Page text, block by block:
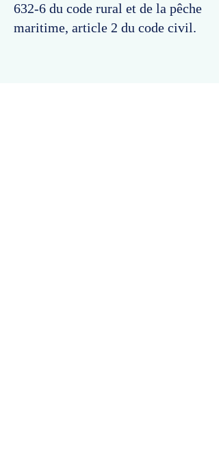
632-6 du code rural et de la pêche
maritime, article 2 du code civil.